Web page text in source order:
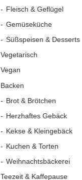
Fleisch & Geflügel
Gemüseküche
Süßspeisen & Desserts
Vegetarisch
Vegan
Backen
Brot & Brötchen
Herzhaftes Gebäck
Kekse & Kleingebäck
Kuchen & Torten
Weihnachtsbäckerei
Teezeit & Kaffepause